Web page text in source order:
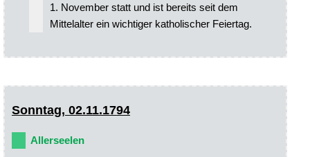
1. November statt und ist bereits seit dem
Mittelalter ein wichtiger katholischer Feiertag.
Sonntag, 02.11.1794
Allerseelen